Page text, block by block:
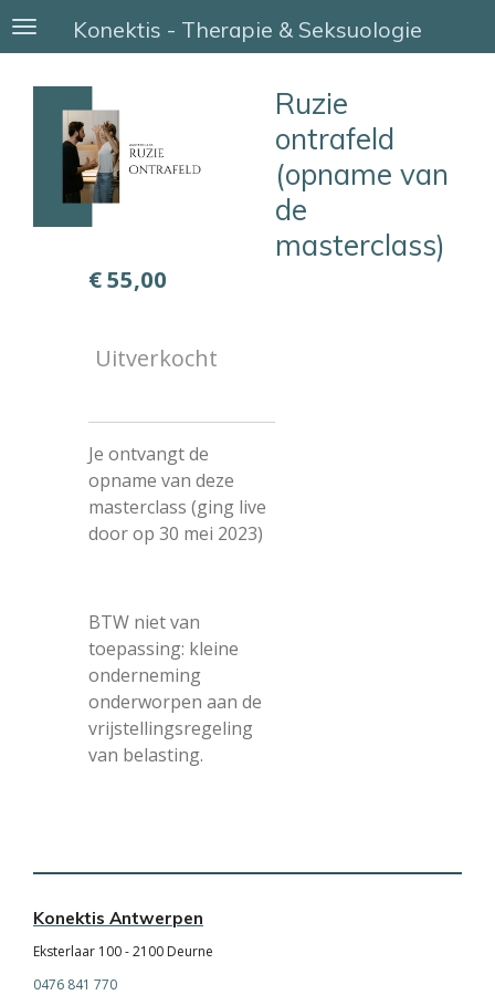
Ga
direct
hoofdinhoud
Konektis - Therapie & Seksuologie
Ruzie
ontrafeld
(opname van
de
masterclass)
€ 55,00
Uitverkocht
Je ontvangt de
opname van deze
masterclass (ging live
door op 30 mei 2023)
BTW niet van
toepassing: kleine
onderneming
onderworpen aan de
vrijstellingsregeling
van belasting.
Konektis Antwerpen
Eksterlaar 100 - 2100 Deurne
0476 841 770